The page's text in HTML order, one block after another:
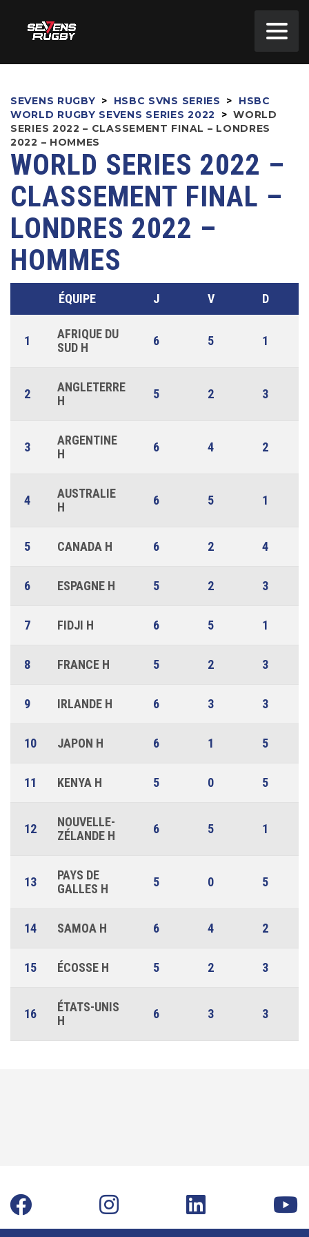
SEVENS RUGBY > HSBC SVNS SERIES >
HSBC
WORLD RUGBY SEVENS SERIES 2022
> WORLD
SERIES 2022 – CLASSEMENT FINAL – LONDRES
2022 – HOMMES
WORLD SERIES 2022 –
CLASSEMENT FINAL –
LONDRES 2022 –
HOMMES
ÉQUIPE J V D
1
AFRIQUE DU
SUD H
6 5 1
2
ANGLETERRE
H
5 2 3
3
ARGENTINE
H
6 4 2
4
AUSTRALIE
H
6 5 1
5 CANADA H 6 2 4
6 ESPAGNE H 5 2 3
7 FIDJI H 6 5 1
8 FRANCE H 5 2 3
9 IRLANDE H 6 3 3
10 JAPON H 6 1 5
11 KENYA H 5 0 5
12
NOUVELLE-
ZÉLANDE H
6 5 1
13
PAYS DE
GALLES H
5 0 5
14 SAMOA H 6 4 2
15 ÉCOSSE H 5 2 3
16
ÉTATS-UNIS
H
6 3 3